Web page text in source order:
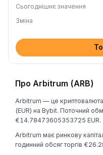
Сьогоднішнє значення
Зміна
Про Arbitrum (ARB)
Arbitrum — це
(EUR) на Bybit. Поточний
€14.78473605353725 EUR.
Arbitrum має ринкову
годинний обсяг торгів